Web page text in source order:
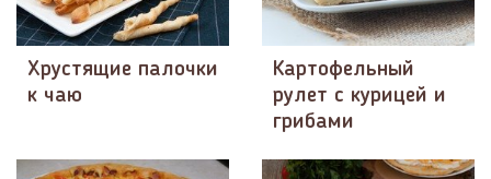
Хрустящие палочки
к чаю
Картофельный
рулет с курицей и
грибами